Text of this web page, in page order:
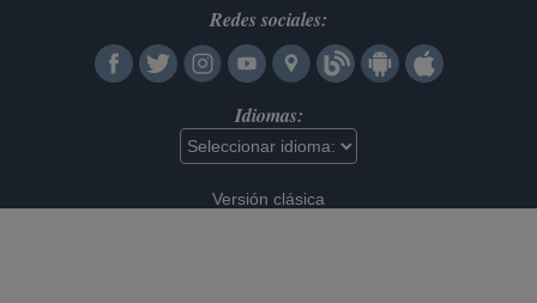
Redes sociales:
Idiomas:
Versión clásica